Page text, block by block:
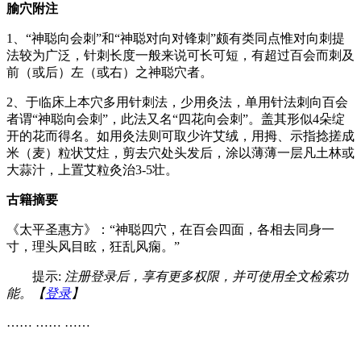
腧穴附注
1、“神聪向会刺”和“神聪对向对锋刺”颇有类同点惟对向刺提
法较为广泛，针刺长度一般来说可长可短，有超过百会而刺及
前（或后）左（或右）之神聪穴者。
2、于临床上本穴多用针刺法，少用灸法，单用针法刺向百会
者谓“神聪向会刺”，此法又名“四花向会刺”。盖其形似4朵绽
开的花而得名。如用灸法则可取少许艾绒，用拇、示指捻搓成
米（麦）粒状艾炷，剪去穴处头发后，涂以薄薄一层凡土林或
大蒜汁，上置艾粒灸治3-5壮。
古籍摘要
《太平圣惠方》：“神聪四穴，在百会四面，各相去同身一
寸，理头风目眩，狂乱风痫。”
提示: 注册登录后，享有更多权限，并可使用全文检索功
能。【登录】
…… …… ……